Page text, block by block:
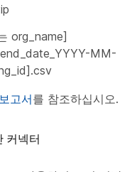
org_name]
MM-
보고서를 참조하십시오.
커넥터